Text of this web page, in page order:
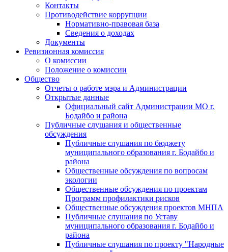
Контакты
Противодействие коррупции
Нормативно-правовая база
Сведения о доходах
Документы
Ревизионная комиссия
О комиссии
Положение о комиссии
Общество
Отчеты о работе мэра и Администрации
Открытые данные
Официальный сайт Администрации МО г.
Бодайбо и района
Публичные слушания и общественные
обсуждения
Публичные слушания по бюджету
муниципального образования г. Бодайбо и
района
Общественные обсуждения по вопросам
экологии
Общественные обсуждения по проектам
Программ профилактики рисков
Общественные обсуждения проектов МНПА
Публичные слушания по Уставу
муниципального образования г. Бодайбо и
района
Публичные слушания по проекту "Народные